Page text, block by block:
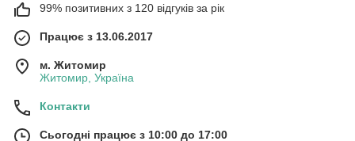
99% позитивних з 120 відгуків за рік
Працює з 13.06.2017
м. Житомир
Житомир, Україна
Контакти
Сьогодні працює з 10:00 до 17:00